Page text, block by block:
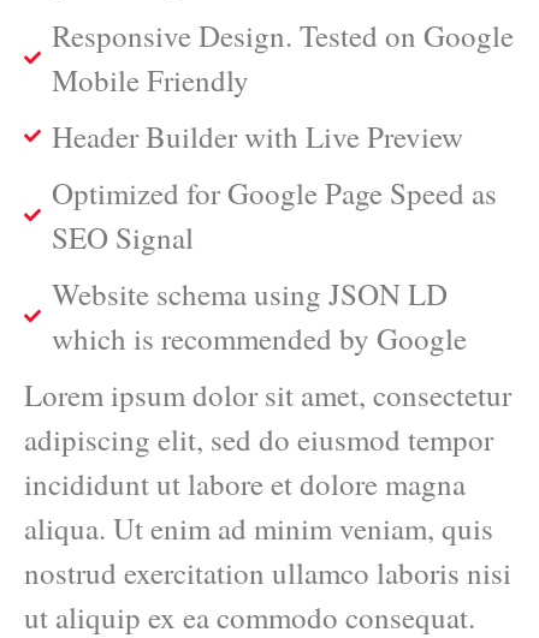
Responsive Design. Tested on Google
Mobile Friendly
Header Builder with Live Preview
Optimized for Google Page Speed as
SEO Signal
Website schema using JSON LD
which is recommended by Google
Lorem ipsum dolor sit amet, consectetur
adipiscing elit, sed do eiusmod tempor
incididunt ut labore et dolore magna
aliqua. Ut enim ad minim veniam, quis
nostrud exercitation ullamco laboris nisi
ut aliquip ex ea commodo consequat.